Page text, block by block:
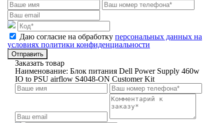
Даю согласие на обработку персональных данных на
условиях политики конфиденциальности
Отправить
Заказать товар
Наименование: Блок питания Dell Power Supply 460w
IO to PSU airflow S4048-ON Customer Kit